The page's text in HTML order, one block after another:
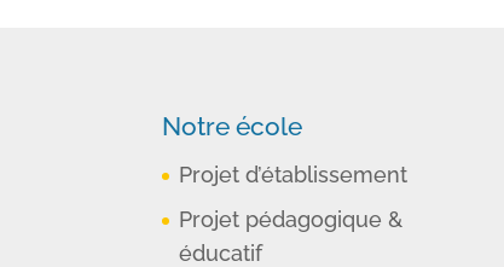
Notre école
Projet d’établissement
Projet pédagogique &
éducatif